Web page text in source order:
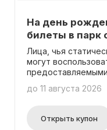
На день
билеты в парк
Лица, чья
могут
45%. Для того
документы,
дату рождения.
до 11 августа 2026
Открыть купон